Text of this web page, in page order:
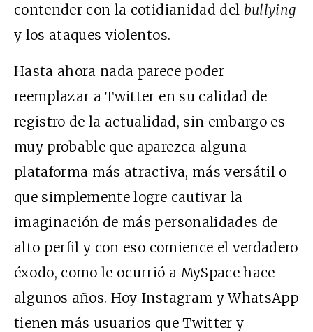
contender con la cotidianidad del bullying
y los ataques violentos.
Hasta ahora nada parece poder
reemplazar a Twitter en su calidad de
registro de la actualidad, sin embargo es
muy probable que aparezca alguna
plataforma más atractiva, más versátil o
que simplemente logre cautivar la
imaginación de más personalidades de
alto perfil y con eso comience el verdadero
éxodo, como le ocurrió a MySpace hace
algunos años. Hoy Instagram y WhatsApp
tienen más usuarios que Twitter y